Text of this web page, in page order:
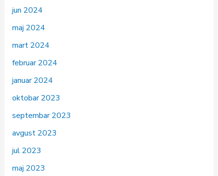
jun 2024
maj 2024
mart 2024
februar 2024
januar 2024
oktobar 2023
septembar 2023
avgust 2023
jul 2023
maj 2023